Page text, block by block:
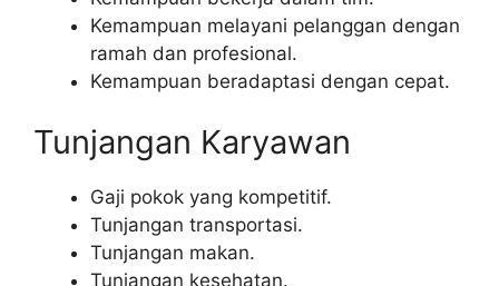
Kemampuan melayani pelanggan dengan
ramah dan profesional.
Kemampuan beradaptasi dengan cepat.
Tunjangan Karyawan
Gaji pokok yang kompetitif.
Tunjangan transportasi.
Tunjangan makan.
Tunjangan kesehatan.